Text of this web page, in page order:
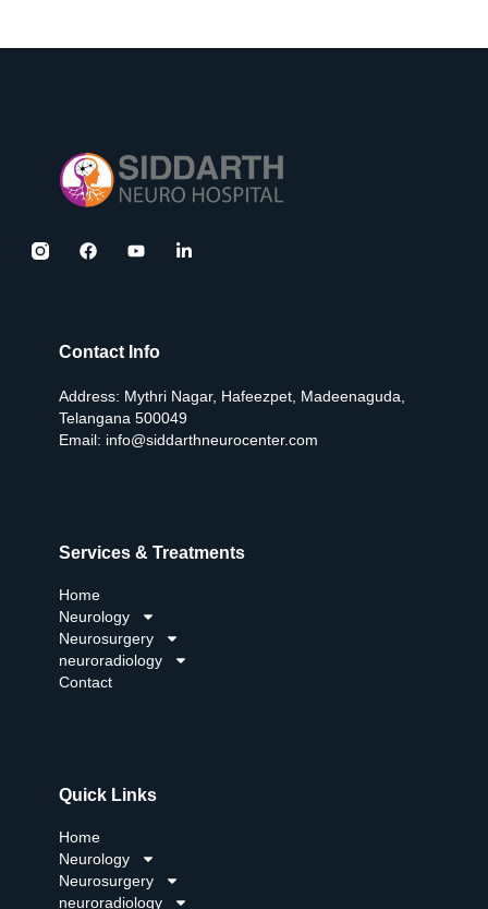
Contact Info
Address: Mythri Nagar, Hafeezpet, Madeenaguda,
Telangana 500049
Email: info@siddarthneurocenter.com
Services & Treatments
Home
Neurology
Neurosurgery
neuroradiology
Contact
Quick Links
Home
Neurology
Neurosurgery
neuroradiology